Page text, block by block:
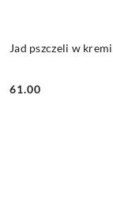
Jad pszczeli w
Cena:
61.00